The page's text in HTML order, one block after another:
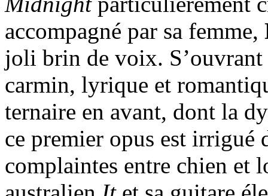
accompagné par sa femme,
joli brin de voix.
carmin, lyrique et
ternaire en avant, dont la
ce premier opus est irrigué
complaintes entre chien et